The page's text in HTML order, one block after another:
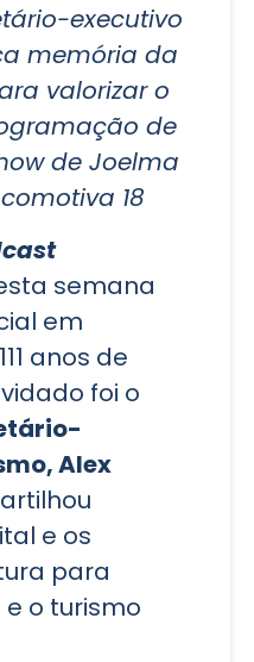
executivo
memória da
valorizar o
de
de Joelma
18
semana
em
anos de
foi o
Alex
e os
para
o turismo